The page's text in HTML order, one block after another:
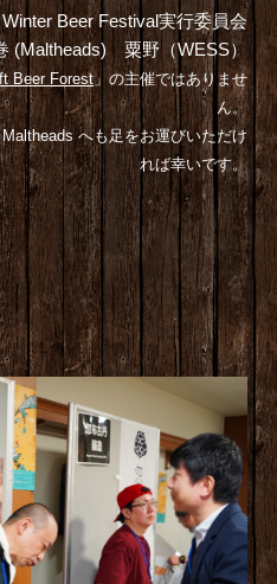
Beer Festival実行委員会
粟野（WESS）
Beer Forest」の主催ではありませ
ん。
へも足をお運びいただけ
れば幸いです。